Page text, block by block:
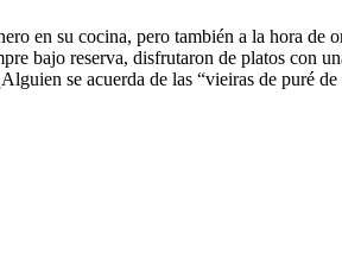
en su cocina, pero también a la hora de
bajo reserva, disfrutaron de platos con
se acuerda de las “vieiras de puré